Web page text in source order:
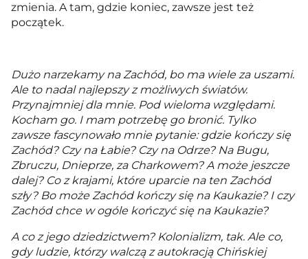
zmienia. A tam, gdzie koniec, zawsze jest też
początek.
Dużo narzekamy na Zachód, bo ma wiele za uszami.
Ale to nadal najlepszy z możliwych światów.
Przynajmniej dla mnie. Pod wieloma względami.
Kocham go. I mam potrzebę go bronić. Tylko
zawsze fascynowało mnie pytanie: gdzie kończy się
Zachód? Czy na Łabie? Czy na Odrze? Na Bugu,
Zbruczu, Dnieprze, za Charkowem? A może jeszcze
dalej? Co z krajami, które uparcie na ten Zachód
szły? Bo może Zachód kończy się na Kaukazie? I czy
Zachód chce w ogóle kończyć się na Kaukazie?
A co z jego dziedzictwem? Kolonializm, tak. Ale co,
gdy ludzie, którzy walczą z autokracją Chińskiej